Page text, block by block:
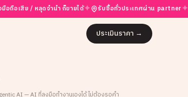
ลุดจำนำ ก็ขายได้✦ รับซื้อทั่วประเทศผ่าน partner✦ ราคาสูง
ประเมินราคา →
AI — AI ที่ลงมือทำงานเองได้ ไม่ต้องรอคำ